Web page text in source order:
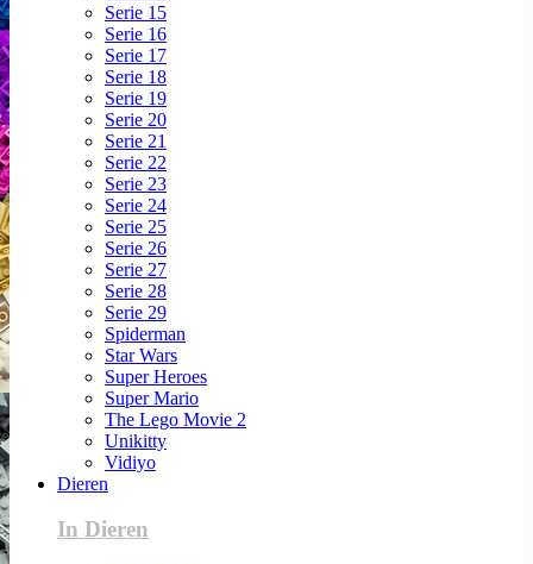
Serie 15
Serie 16
Serie 17
Serie 18
Serie 19
Serie 20
Serie 21
Serie 22
Serie 23
Serie 24
Serie 25
Serie 26
Serie 27
Serie 28
Serie 29
Spiderman
Star Wars
Super Heroes
Super Mario
The Lego Movie 2
Unikitty
Vidiyo
Dieren
In Dieren